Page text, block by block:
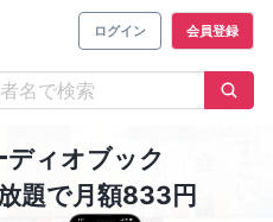
ログイン 会員登録
ディオブック
題で月額833円